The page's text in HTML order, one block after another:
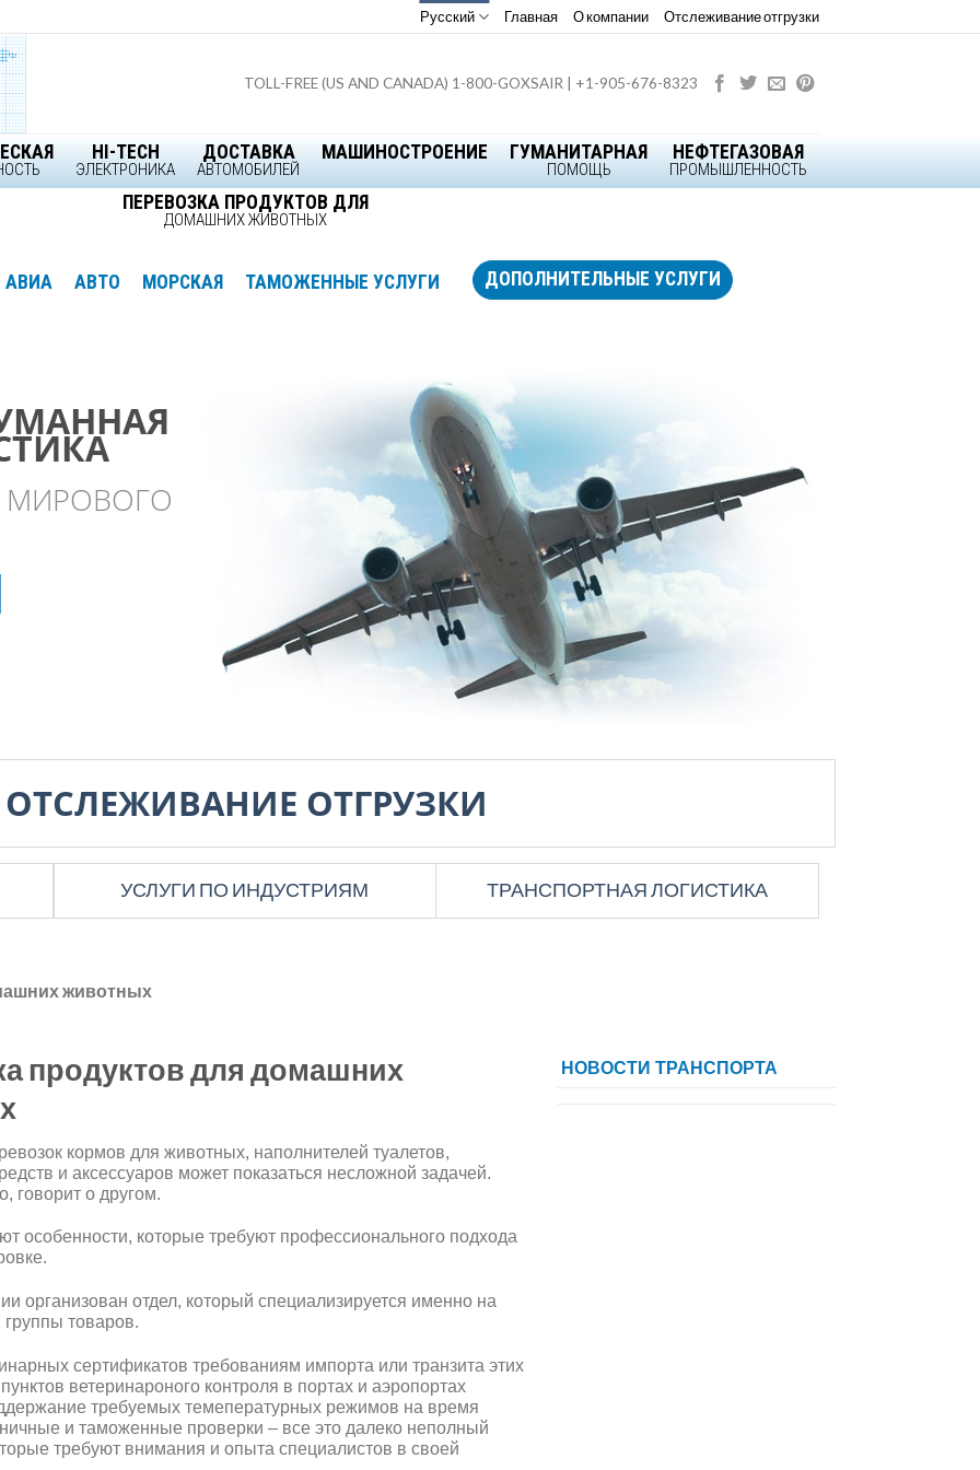
Русский Главная О компании Отслеживание отгрузки
TOLL-FREE (US AND CANADA) 1-800-GOXSAIR | +1-905-676-8323
HI-TECH
ЭЛЕКТРОНИКА
ДОСТАВКА
АВТОМОБИЛЕЙ
МАШИНОСТРОЕНИЕ ГУМАНИТАРНАЯ
ПОМОЩЬ
НЕФТЕГАЗОВАЯ
ПРОМЫШЛЕННОСТЬ
ПЕРЕВОЗКА ПРОДУКТОВ ДЛЯ
ДОМАШНИХ ЖИВОТНЫХ
АВИА АВТО МОРСКАЯ ТАМОЖЕННЫЕ УСЛУГИ ДОПОЛНИТЕЛЬНЫЕ УСЛУГИ
МИРОВОГО
ОХВАТ
по
в
ОТСЛЕЖИВАНИЕ ОТГРУЗКИ
УСЛУГИ ПО ИНДУСТРИЯМ ТРАНСПОРТНАЯ ЛОГИСТИКА
животных
продуктов для домашних
кормов для животных, наполнителей туалетов,
и аксессуаров может показаться несложной задачей.
говорит о другом.
особенности, которые требуют профессионального подхода
организован отдел, который специализируется именно на
группы товаров.
сертификатов требованиям импорта или транзита этих
ветеринароного контроля в портах и аэропортах
требуемых темепературных режимов на время
и таможенные проверки – все это далеко неполный
требуют внимания и опыта специалистов в своей
НОВОСТИ ТРАНСПОРТА